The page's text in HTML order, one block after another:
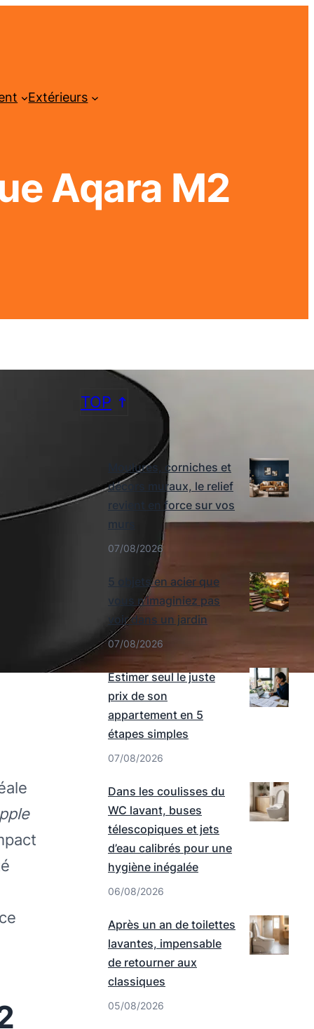
Extérieurs
Aqara M2
TOP
DERNIERS ARTICLES
Moulures, corniches et
décors muraux, le relief
revient en force sur vos
murs
07/08/2026
5 objets en acier que
vous n’imaginiez pas
voir dans un jardin
07/08/2026
Estimer seul le juste
prix de son
appartement en 5
étapes simples
07/08/2026
Dans les coulisses du
WC lavant, buses
télescopiques et jets
d’eau calibrés pour une
hygiène inégalée
06/08/2026
Après un an de toilettes
lavantes, impensable
de retourner aux
classiques
05/08/2026